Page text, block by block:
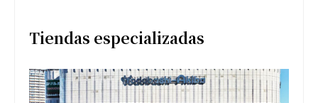
Tiendas especializadas